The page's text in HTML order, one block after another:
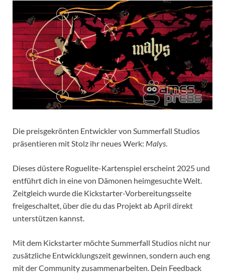
Die preisgekrönten Entwickler von Summerfall Studios
präsentieren mit Stolz ihr neues Werk: Malys.
Dieses düstere Roguelite-Kartenspiel erscheint 2025 und
entführt dich in eine von Dämonen heimgesuchte Welt.
Zeitgleich wurde die Kickstarter-Vorbereitungsseite
freigeschaltet, über die du das Projekt ab April direkt
unterstützen kannst.
Mit dem Kickstarter möchte Summerfall Studios nicht nur
zusätzliche Entwicklungszeit gewinnen, sondern auch eng
mit der Community zusammenarbeiten. Dein Feedback